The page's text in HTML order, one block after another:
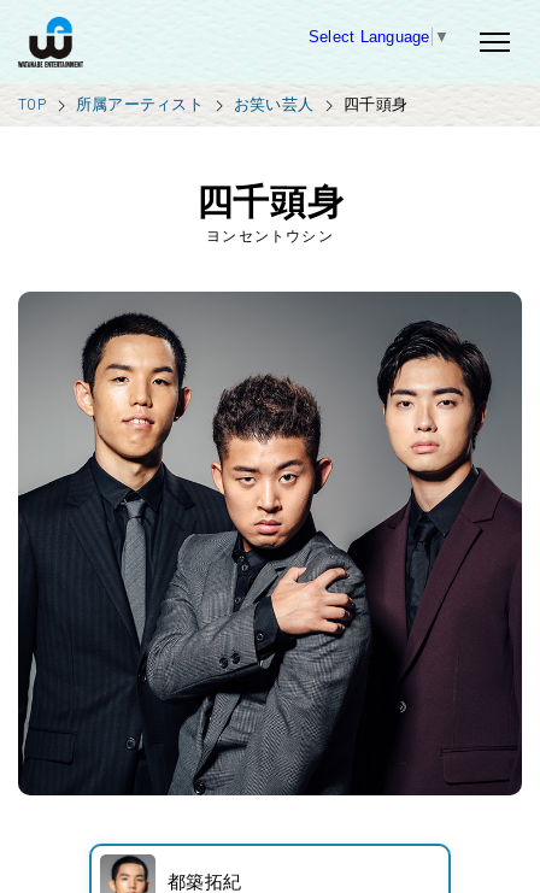
Select Language ▼
TOP 所属アーティスト お笑い芸人 四千頭身
四千頭身
ヨンセントウシン
都築拓紀